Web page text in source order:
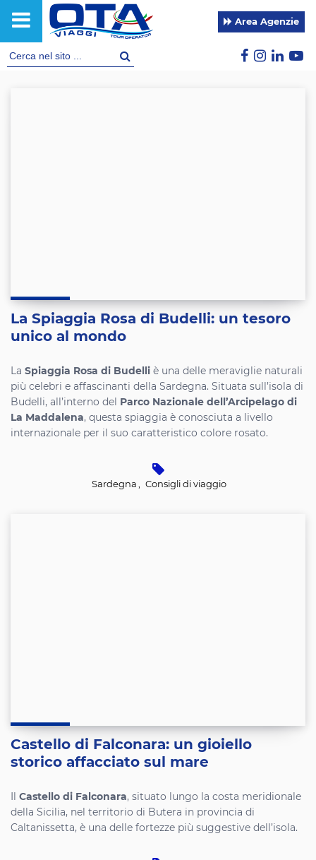
Area Agenzie
La Spiaggia Rosa di Budelli: un tesoro
unico al mondo
La Spiaggia Rosa di Budelli è una delle meraviglie naturali
più celebri e affascinanti della Sardegna. Situata sull’isola di
Budelli, all’interno del
Parco Nazionale dell’Arcipelago di
La Maddalena, questa spiaggia è conosciuta a livello
internazionale per il suo caratteristico colore rosato.
Sardegna , Consigli di viaggio
Castello di Falconara: un gioiello
storico affacciato sul mare
Castello di Falconara, situato lungo la costa meridionale
della Sicilia, nel territorio di Butera in provincia di
Caltanissetta, è una delle fortezze più suggestive dell’isola.